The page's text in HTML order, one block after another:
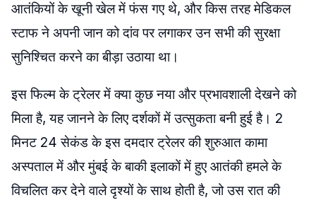
आतंकियों के खूनी खेल में फंस गए थे, और किस तरह मेडिकल
स्टाफ ने अपनी जान को दांव पर लगाकर उन सभी की सुरक्षा
सुनिश्चित करने का बीड़ा उठाया था।
इस फिल्म के ट्रेलर में क्या कुछ नया और प्रभावशाली देखने को
मिला है, यह जानने के लिए दर्शकों में उत्सुकता बनी हुई है। 2
मिनट 24 सेकंड के इस दमदार ट्रेलर की शुरुआत कामा
अस्पताल में और मुंबई के बाकी इलाकों में हुए आतंकी हमले के
विचलित कर देने वाले दृश्यों के साथ होती है, जो उस रात की